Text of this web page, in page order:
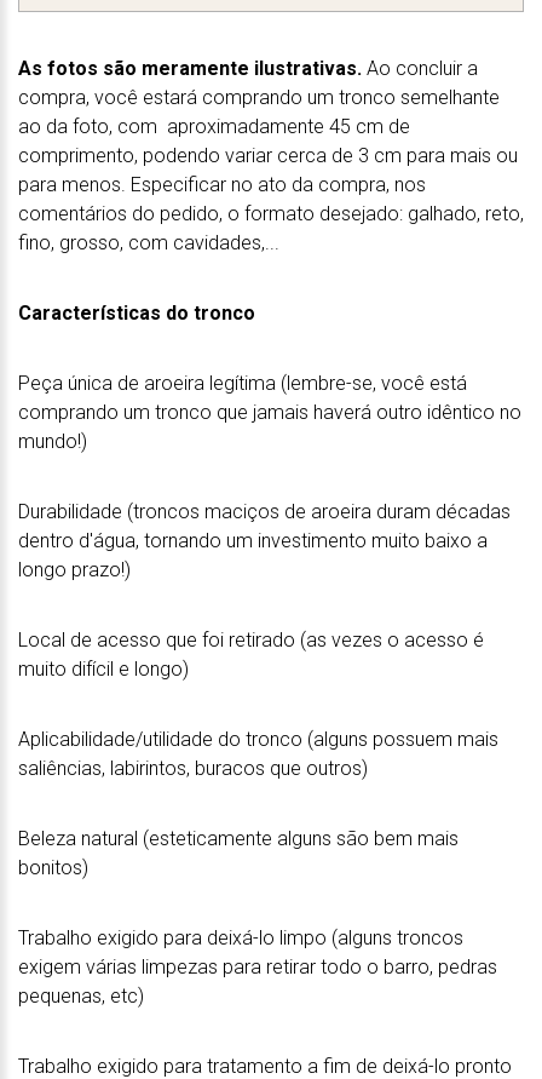
As fotos são meramente ilustrativas. Ao concluir a
compra, você estará comprando um tronco semelhante
ao da foto, com aproximadamente 45 cm de
comprimento, podendo variar cerca de 3 cm para mais ou
para menos. Especificar no ato da compra, nos
comentários do pedido, o formato desejado: galhado, reto,
fino, grosso, com cavidades,...
Características do tronco
Peça única de aroeira legítima (lembre-se, você está
comprando um tronco que jamais haverá outro idêntico no
mundo!)
Durabilidade (troncos maciços de aroeira duram décadas
dentro d'água, tornando um investimento muito baixo a
longo prazo!)
Local de acesso que foi retirado (as vezes o acesso é
muito difícil e longo)
Aplicabilidade/utilidade do tronco (alguns possuem mais
saliências, labirintos, buracos que outros)
Beleza natural (esteticamente alguns são bem mais
bonitos)
Trabalho exigido para deixá-lo limpo (alguns troncos
exigem várias limpezas para retirar todo o barro, pedras
pequenas, etc)
Trabalho exigido para tratamento a fim de deixá-lo pronto